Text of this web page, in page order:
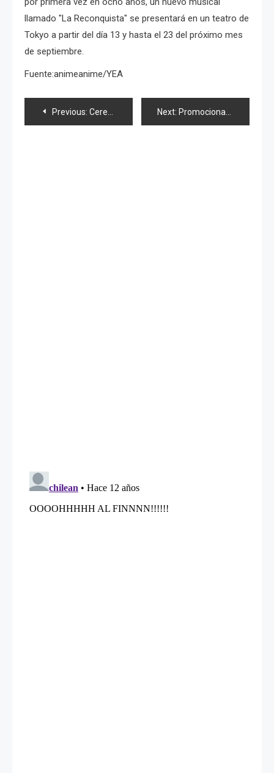
llamado "La Reconquista" se presentará en un teatro de
Tokyo a partir del día 13 y hasta el 23 del próximo mes
de septiembre.
Fuente:animeanime/YEA
Navegación
Previous: Ceremonia de graduación en cierre de conciertos de verano Next: Promocionan vehículo «Gundam» y designan a «embajadora frutal»